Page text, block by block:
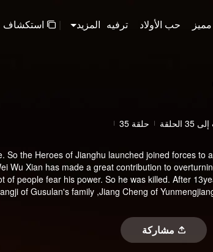
مميز حب الأولاد ترفيه المزيد | استكشاف
إلى 35 الحلقة حلقة 35
So the Heroes of Jianghu launched joined forces to
Wu Xian has made a great contribution to
of people fear his power. So he was killed. After
of Gusulan's family ,Jiang Cheng of
مشاركة